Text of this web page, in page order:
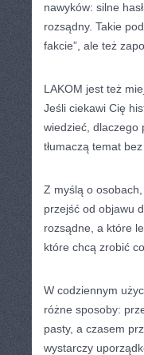
nawyków: silne
rozsądny. Takie
fakcie”, ale też
LAKOM jest też
Jeśli ciekawi Cię
wiedzieć, dlaczego
tłumaczą temat bez
Z myślą o
przejść od objawu
rozsądne, a które
które chcą zrobić
W codziennym
różne sposoby:
pasty, a czasem
wystarczy